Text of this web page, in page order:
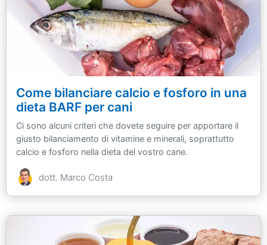
Come bilanciare calcio e fosforo in una
dieta BARF per cani
Ci sono alcuni criteri che dovete seguire per apportare il
giusto bilanciamento di vitamine e minerali, soprattutto
calcio e fosforo nella dieta del vostro cane.
dott. Marco Costa